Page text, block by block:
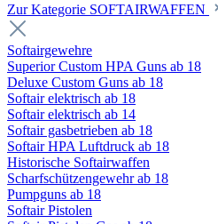
Zur Kategorie SOFTAIRWAFFEN
Softairgewehre
Superior Custom HPA Guns ab 18
Deluxe Custom Guns ab 18
Softair elektrisch ab 18
Softair elektrisch ab 14
Softair gasbetrieben ab 18
Softair HPA Luftdruck ab 18
Historische Softairwaffen
Scharfschützengewehr ab 18
Pumpguns ab 18
Softair Pistolen